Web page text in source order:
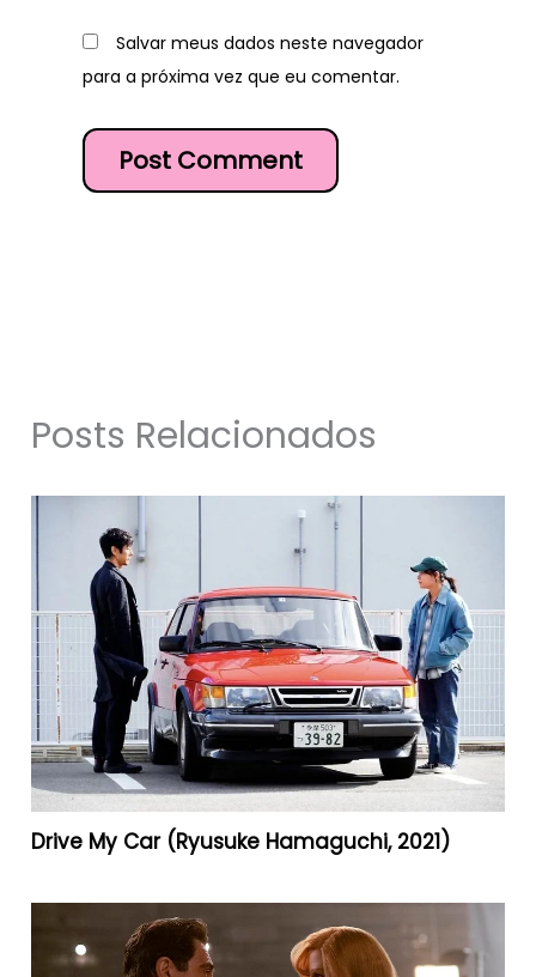
Salvar meus dados neste navegador
para a próxima vez que eu comentar.
Posts Relacionados
Drive My Car (Ryusuke Hamaguchi, 2021)